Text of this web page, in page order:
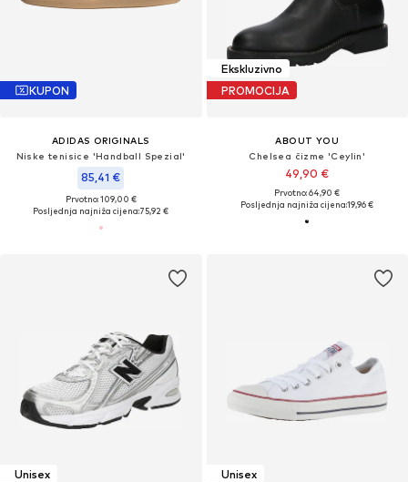
KUPON
ADIDAS ORIGINALS
Niske tenisice 'Handball Spezial'
85,41 €
Prvotno: 109,00 €
Posljednja najniža cijena:75,92 €
Ekskluzivno
PROMOCIJA
ABOUT YOU
Chelsea čizme 'Ceylin'
49,90 €
Prvotno: 64,90 €
Posljednja najniža cijena:19,96 €
Unisex
Unisex